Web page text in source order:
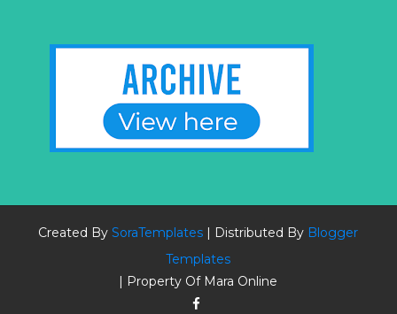
Created BySoraTemplates | Distributed By Blogger
Templates
| Property Of Mara Online